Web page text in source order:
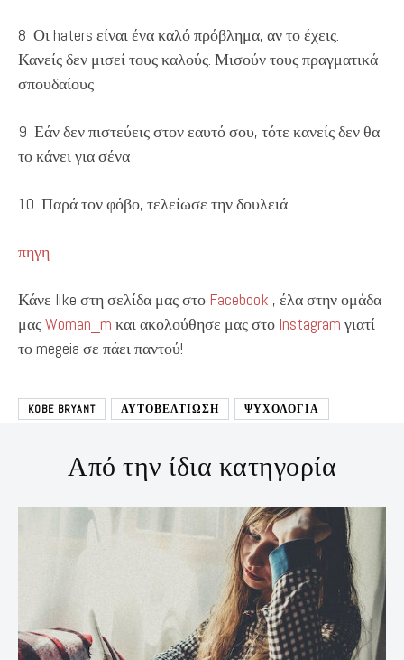
8 Οι haters είναι ένα καλό πρόβλημα, αν το έχεις.
Κανείς δεν μισεί τους καλούς. Μισούν τους πραγματικά
σπουδαίους
9 Εάν δεν πιστεύεις στον εαυτό σου, τότε κανείς δεν θα
το κάνει για σένα
10 Παρά τον φόβο, τελείωσε την δουλειά
πηγη
Κάνε like στη σελίδα μας στο Facebook , έλα στην ομάδα
μαςWoman_m και ακολούθησε μας στο Instagram γιατί
το megeia σε πάει παντού!
KOBE BRYANT ΑΥΤΟΒΕΛΤΊΩΣΗ ΨΥΧΟΛΟΓΙΑ
Από την ίδια κατηγορία